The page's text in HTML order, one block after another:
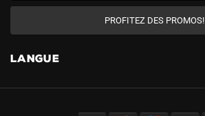
PROFITEZ DES PROMOS!
LANGUE